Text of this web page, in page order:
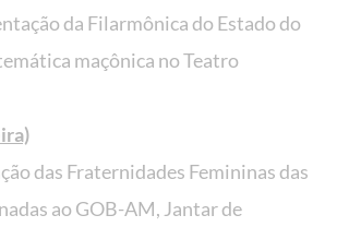
da Filarmônica do Estado do
maçônica no Teatro
das Fraternidades Femininas das
ao GOB-AM, Jantar de